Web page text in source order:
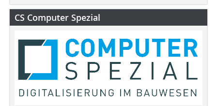
CS Computer Spezial